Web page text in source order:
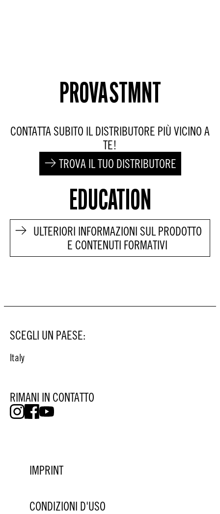
PROVA STMNT
CONTATTA SUBITO IL DISTRIBUTORE PIÙ VICINO A
TE!
TROVA IL TUO DISTRIBUTORE
EDUCATION
ULTERIORI INFORMAZIONI SUL PRODOTTO
E CONTENUTI FORMATIVI
SCEGLI UN PAESE:
Italy
RIMANI IN CONTATTO
IMPRINT
CONDIZIONI D'USO